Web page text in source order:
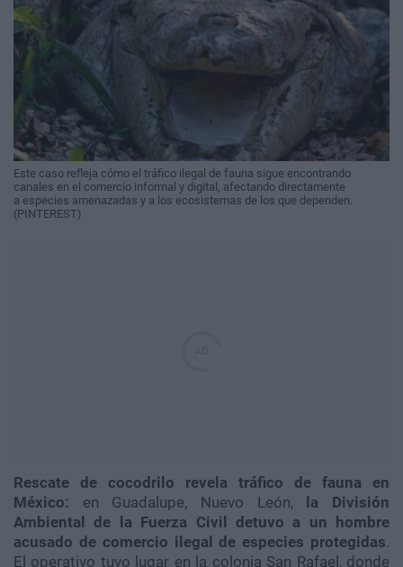
Este caso refleja cómo el tráfico ilegal de fauna sigue encontrando
canales en el comercio informal y digital, afectando directamente
a especies amenazadas y a los ecosistemas de los que dependen.
(PINTEREST)
Rescate de cocodrilo revela tráfico de fauna en
México: en Guadalupe, Nuevo León,
la División
Ambiental de la Fuerza Civil detuvo a un hombre
acusado de comercio ilegal de especies protegidas.
El operativo tuvo lugar en la colonia San Rafael, donde